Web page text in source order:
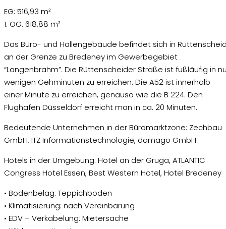
EG: 516,93 m²
1. OG: 618,88 m²
Das Büro- und Hallengebäude befindet sich in
an der Grenze zu Bredeney im Gewerbegebiet
“Langenbrahm”. Die Rüttenscheider Straße ist fußläufig in
wenigen Gehminuten zu erreichen. Die A52 ist innerhalb
einer Minute zu erreichen, genauso wie die B 224. Den
Flughafen Düsseldorf erreicht man in ca. 20 Minuten.
Bedeutende Unternehmen in der Büromarktzone: Zechbau
GmbH, ITZ Informationstechnologie, damago GmbH
Hotels in der Umgebung: Hotel an der Gruga, ATLANTIC
Congress Hotel Essen, Best Western Hotel, Hotel Bredeney
• Bodenbelag: Teppichboden
• Klimatisierung: nach Vereinbarung
• EDV – Verkabelung: Mietersache